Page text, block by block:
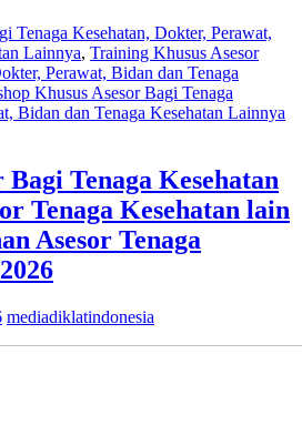
Tenaga Kesehatan, Dokter, Perawat,
Lainnya, Training Khusus Asesor
Perawat, Bidan dan Tenaga
Khusus Asesor Bagi Tenaga
Bidan dan Tenaga Kesehatan Lainnya
Tenaga Kesehatan
Tenaga Kesehatan lain
Asesor Tenaga
mediadiklatindonesia